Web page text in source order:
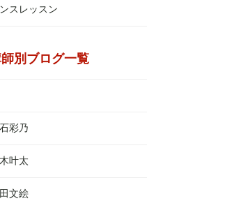
スレッスン
別ブログ一覧
彩乃
叶太
文絵